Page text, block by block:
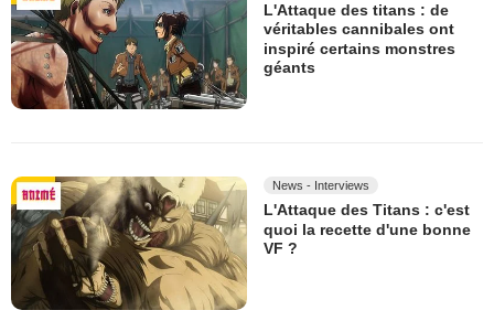
L'Attaque des titans : de
véritables cannibales ont
inspiré certains monstres
géants
News - Interviews
L'Attaque des Titans : c'est
quoi la recette d'une bonne
VF ?